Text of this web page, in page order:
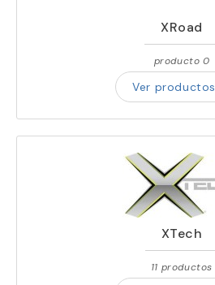
XRoad
producto 0
Ver productos
XTech
11 productos